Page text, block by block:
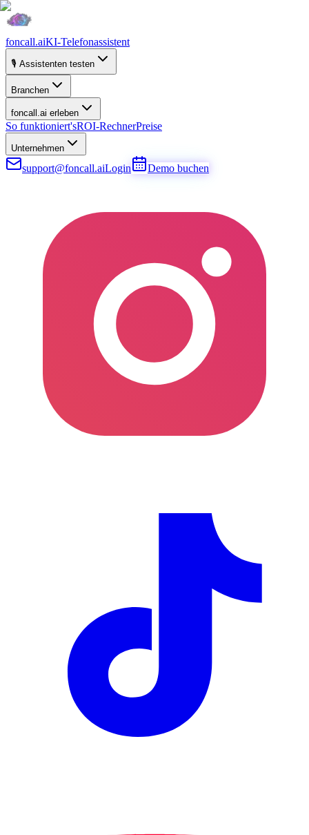
foncall.aiKI-Telefonassistent
🎙️ Assistenten testen
Branchen
foncall.ai erleben
So funktioniert'sROI-RechnerPreise
Unternehmen
support@foncall.aiLogin Demo buchen